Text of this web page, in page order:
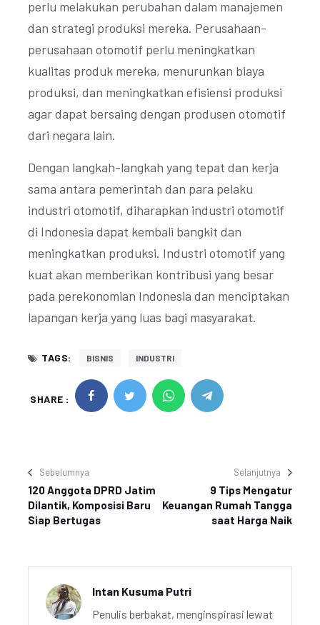
perlu melakukan perubahan dalam manajemen
dan strategi produksi mereka. Perusahaan-
perusahaan otomotif perlu meningkatkan
kualitas produk mereka, menurunkan biaya
produksi, dan meningkatkan efisiensi produksi
agar dapat bersaing dengan produsen otomotif
dari negara lain.
Dengan langkah-langkah yang tepat dan kerja
sama antara pemerintah dan para pelaku
industri otomotif, diharapkan industri otomotif
di Indonesia dapat kembali bangkit dan
meningkatkan produksi. Industri otomotif yang
kuat akan memberikan kontribusi yang besar
pada perekonomian Indonesia dan menciptakan
lapangan kerja yang luas bagi masyarakat.
TAGS: BISNIS INDUSTRI
SHARE :
Sebelumnya
120 Anggota DPRD Jatim
Dilantik, Komposisi Baru
Siap Bertugas
Selanjutnya
9 Tips Mengatur
Keuangan Rumah Tangga
saat Harga Naik
Intan Kusuma Putri
Penulis berbakat, menginspirasi lewat